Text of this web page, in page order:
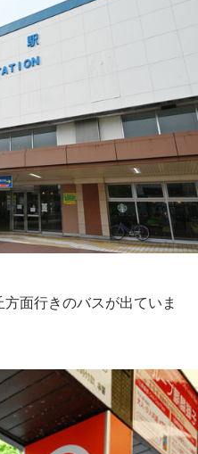
面行きのバスが出ていま